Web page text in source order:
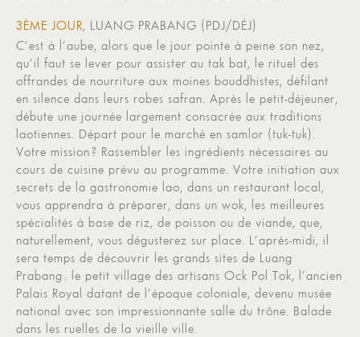
3ÈME JOUR, LUANG PRABANG (PDJ/DÉJ)
C’est à l’aube, alors que le jour pointe à peine son nez,
qu’il faut se lever pour assister au tak bat, le rituel des
offrandes de nourriture aux moines bouddhistes, défilant
en silence dans leurs robes safran. Après le petit-déjeuner,
débute une journée largement consacrée aux traditions
laotiennes. Départ pour le marché en samlor (tuk-tuk).
Votre mission ? Rassembler les ingrédients nécessaires au
cours de cuisine prévu au programme. Votre initiation aux
secrets de la gastronomie lao, dans un restaurant local,
vous apprendra à préparer, dans un wok, les meilleures
spécialités à base de riz, de poisson ou de viande, que,
naturellement, vous dégusterez sur place. L’après-midi, il
sera temps de découvrir les grands sites de Luang
Prabang : le petit village des artisans Ock Pol Tok, l’ancien
Palais Royal datant de l’époque coloniale, devenu musée
national avec son impressionnante salle du trône. Balade
dans les ruelles de la vieille ville.